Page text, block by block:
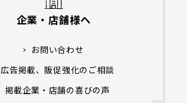
企業・店舗様へ
お問い合わせ
広告掲載、販促強化のご相談
掲載企業・店舗の喜びの声